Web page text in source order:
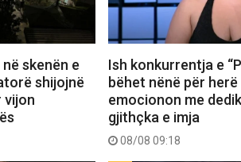
skenën e
shijojnë
vijon
Ish konkurrentja e
bëhet nënë për
emocionon me
gjithçka e imja
08/08 09:18